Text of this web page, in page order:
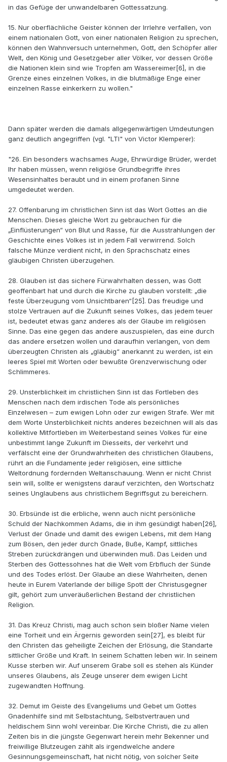
in das Gefüge der unwandelbaren Gottessatzung.
15. Nur oberflächliche Geister können der Irrlehre verfallen, von
einem nationalen Gott, von einer nationalen Religion zu sprechen,
können den Wahnversuch unternehmen, Gott, den Schöpfer aller
Welt, den König und Gesetzgeber aller Völker, vor dessen Größe
die Nationen klein sind wie Tropfen am Wassereimer[6], in die
Grenze eines einzelnen Volkes, in die blutmäßige Enge einer
einzelnen Rasse einkerkern zu wollen."
Dann später werden die damals allgegenwärtigen Umdeutungen
ganz deutlich angegriffen (vgl. "LTI" von Victor Klemperer):
"26. Ein besonders wachsames Auge, Ehrwürdige Brüder, werdet
Ihr haben müssen, wenn religiöse Grundbegriffe ihres
Wesensinhaltes beraubt und in einem profanen Sinne
umgedeutet werden.
27. Offenbarung im christlichen Sinn ist das Wort Gottes an die
Menschen. Dieses gleiche Wort zu gebrauchen für die
„Einflüsterungen“ von Blut und Rasse, für die Ausstrahlungen der
Geschichte eines Volkes ist in jedem Fall verwirrend. Solch
falsche Münze verdient nicht, in den Sprachschatz eines
gläubigen Christen überzugehen.
28. Glauben ist das sichere Fürwahrhalten dessen, was Gott
geoffenbart hat und durch die Kirche zu glauben vorstellt: „die
feste Überzeugung vom Unsichtbaren“[25]. Das freudige und
stolze Vertrauen auf die Zukunft seines Volkes, das jedem teuer
ist, bedeutet etwas ganz anderes als der Glaube im religiösen
Sinne. Das eine gegen das andere auszuspielen, das eine durch
das andere ersetzen wollen und daraufhin verlangen, von dem
überzeugten Christen als „gläubig“ anerkannt zu werden, ist ein
leeres Spiel mit Worten oder bewußte Grenzverwischung oder
Schlimmeres.
29. Unsterblichkeit im christlichen Sinn ist das Fortleben des
Menschen nach dem irdischen Tode als persönliches
Einzelwesen – zum ewigen Lohn oder zur ewigen Strafe. Wer mit
dem Worte Unsterblichkeit nichts anderes bezeichnen will als das
kollektive Mitfortleben im Weiterbestand seines Volkes für eine
unbestimmt lange Zukunft im Diesseits, der verkehrt und
verfälscht eine der Grundwahrheiten des christlichen Glaubens,
rührt an die Fundamente jeder religiösen, eine sittliche
Weltordnung fordernden Weltanschauung. Wenn er nicht Christ
sein will, sollte er wenigstens darauf verzichten, den Wortschatz
seines Unglaubens aus christlichem Begriffsgut zu bereichern.
30. Erbsünde ist die erbliche, wenn auch nicht persönliche
Schuld der Nachkommen Adams, die in ihm gesündigt haben[26],
Verlust der Gnade und damit des ewigen Lebens, mit dem Hang
zum Bösen, den jeder durch Gnade, Buße, Kampf, sittliches
Streben zurückdrängen und überwinden muß. Das Leiden und
Sterben des Gottessohnes hat die Welt vom Erbfluch der Sünde
und des Todes erlöst. Der Glaube an diese Wahrheiten, denen
heute in Eurem Vaterlande der billige Spott der Christusgegner
gilt, gehört zum unveräußerlichen Bestand der christlichen
Religion.
31. Das Kreuz Christi, mag auch schon sein bloßer Name vielen
eine Torheit und ein Ärgernis geworden sein[27], es bleibt für
den Christen das geheiligte Zeichen der Erlösung, die Standarte
sittlicher Größe und Kraft. In seinem Schatten leben wir. In seinem
Kusse sterben wir. Auf unserem Grabe soll es stehen als Künder
unseres Glaubens, als Zeuge unserer dem ewigen Licht
zugewandten Hoffnung.
32. Demut im Geiste des Evangeliums und Gebet um Gottes
Gnadenhilfe sind mit Selbstachtung, Selbstvertrauen und
heldischem Sinn wohl vereinbar. Die Kirche Christi, die zu allen
Zeiten bis in die jüngste Gegenwart herein mehr Bekenner und
freiwillige Blutzeugen zählt als irgendwelche andere
Gesinnungsgemeinschaft, hat nicht nötig, von solcher Seite